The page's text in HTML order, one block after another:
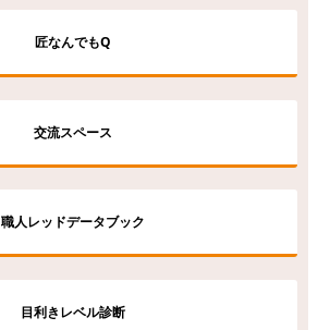
匠なんでもQ
交流スペース
職人レッドデータブック
目利きレベル診断